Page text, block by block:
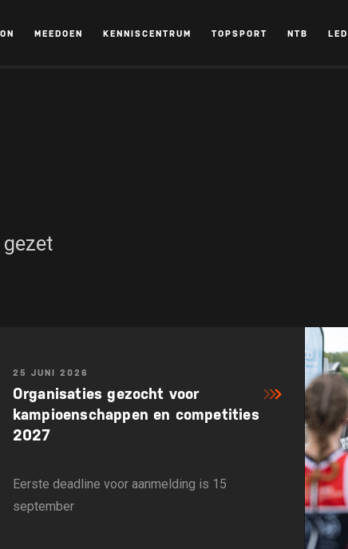
MEEDOEN KENNISCENTRUM TOPSPORT NTB
25 JUNI 2026
Organisaties gezocht voor
kampioenschappen en competities
2027
Eerste deadline voor aanmelding is 15
september